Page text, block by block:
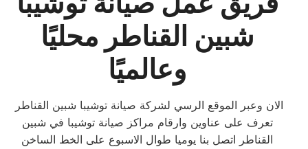
شبين القناطر محليًا
وعالميًا
تعرف على عناوين وارقام مراكز صيانة توشيبا في شبين
القناطر اتصل بنا يوميا طوال الاسبوع على الخط الساخن